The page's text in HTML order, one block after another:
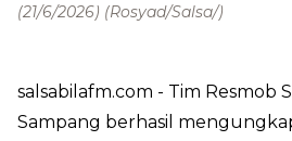
(21/6/2026) (Rosyad/Salsa/)
salsabilafm.com - Tim Resmob
Sampang berhasil